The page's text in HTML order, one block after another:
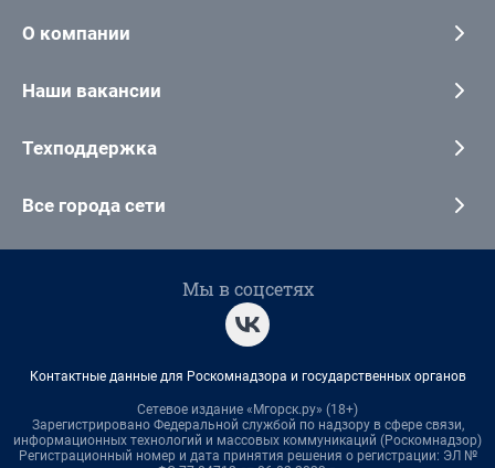
О компании
Наши вакансии
Техподдержка
Все города сети
Мы в соцсетях
Контактные данные для Роскомнадзора и государственных органов
Сетевое издание «Мгорск.ру» (18+)
Зарегистрировано Федеральной службой по надзору в сфере связи,
информационных технологий и массовых коммуникаций (Роскомнадзор)
Регистрационный номер и дата принятия решения о регистрации: ЭЛ №